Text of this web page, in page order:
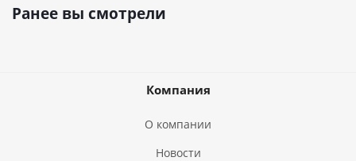
Ранее вы смотрели
Компания
О компании
Новости